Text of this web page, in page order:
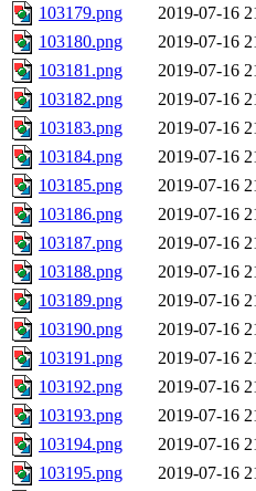
103179.png
2019-07-16
103180.png
2019-07-16
103181.png
2019-07-16
103182.png
2019-07-16
103183.png
2019-07-16
103184.png
2019-07-16
103185.png
2019-07-16
103186.png
2019-07-16
103187.png
2019-07-16
103188.png
2019-07-16
103189.png
2019-07-16
103190.png
2019-07-16
103191.png
2019-07-16
103192.png
2019-07-16
103193.png
2019-07-16
103194.png
2019-07-16
103195.png
2019-07-16